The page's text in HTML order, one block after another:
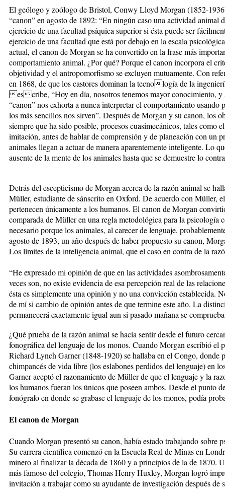
El geólogo y zoólogo de Bristol, Conwy Lloyd Morgan (1852-
“canon” en agosto de 1892: “En ningún caso una actividad animal
ejercicio de una facultad psíquica superior si ésta puede ser
ejercicio de una facultad que está por debajo en la escala
actual, el canon de Morgan se ha convertido en la frase más
comportamiento animal. ¿Por qué? Porque el canon incorpora el
objetividad y el antropomorfismo se excluyen mutuamente. Con
en 1868, de que los castores dominan la tecnología de la
escribe, “Hoy en día, nosotros tenemos mayor conocimiento, y
“canon” nos exhorta a nunca interpretar el comportamiento
los más sencillos nos sirven”. Después de Morgan y su canon, los
siempre que ha sido posible, procesos cuasimecánicos, tales como
imitación, antes de hablar de comprensión y de planeación con un
animales llegan a actuar de manera aparentemente inteligente. Lo
ausente de la mente de los animales hasta que se demuestre lo
Detrás del escepticismo de Morgan acerca de la razón animal se
Müller, estudiante de sánscrito en Oxford. De acuerdo con Müller,
pertenecen únicamente a los humanos. El canon de Morgan
comparada de Müller en una regla metodológica para la psicología
necesario porque los animales, al carecer de lenguaje,
agosto de 1893, un año después de haber propuesto su canon,
Los límites de la inteligencia animal, que el caso en contra de la
“He expresado mi opinión de que en las actividades
veces son, no existe evidencia de esa percepción real de las
ésta es simplemente una opinión y no una convicción establecida.
de mí si cambio de opinión antes de que termine este año. La
permanecerá exactamente igual aun si pasado mañana se
¿Qué prueba de la razón animal se hacía sentir desde el futuro
fonográfica del lenguaje de los monos. Cuando Morgan escribió el
Richard Lynch Garner (1848-1920) se hallaba en el Congo, donde
chimpancés de vida libre (los eslabones perdidos del lenguaje) en
Garner aceptó el razonamiento de Müller de que el lenguaje y la
los humanos fueran los únicos que poseen ambos. Desde el punto
fonógrafo en donde se grabase el lenguaje de los monos, podía
El canon de Morgan
Cuando Morgan presentó su canon, había estado trabajando sobre
Su carrera científica comenzó en la Escuela Real de Minas en
minero al finalizar la década de 1860 y a principios de la de 1870.
más famoso del colegio, Thomas Henry Huxley, Morgan logró
invitación a trabajar como su ayudante de investigación después de